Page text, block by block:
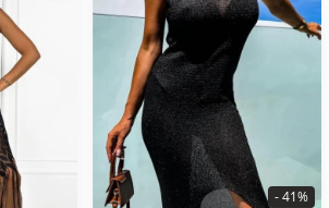
- 41%